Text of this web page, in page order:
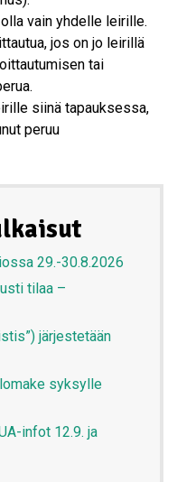
vain yhdelle leirille.
jos on jo leirillä
tai
siinä tapauksessa,
peruu
29.-30.8.2026
tilaa –
järjestetään
syksylle
infot 12.9. ja